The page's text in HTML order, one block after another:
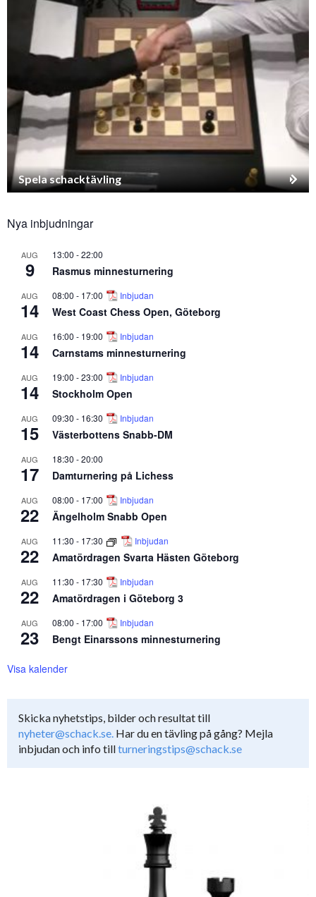
Spela schacktävling
Nya inbjudningar
AUG
9
13:00 -22:00
Rasmus minnesturnering
AUG
14
08:00 - 17:00 Inbjudan
West Coast Chess Open, Göteborg
AUG
14
16:00 - 19:00 Inbjudan
Carnstams minnesturnering
AUG
14
19:00 -23:00 Inbjudan
Stockholm Open
AUG
15
09:30 - 16:30 Inbjudan
Västerbottens Snabb-DM
AUG
17
18:30 -20:00
Damturnering på Lichess
AUG
22
08:00 - 17:00 Inbjudan
Ängelholm Snabb Open
AUG
22
11:30 - 17:30 Inbjudan
Amatördragen Svarta Hästen Göteborg
AUG
22
11:30 - 17:30 Inbjudan
Amatördragen i Göteborg 3
AUG
23
08:00 - 17:00 Inbjudan
Bengt Einarssons minnesturnering
Visa kalender
Skicka nyhetstips, bilder och resultat till
nyheter@schack.se. Har du en tävling på gång? Mejla
inbjudan och info tillturneringstips@schack.se